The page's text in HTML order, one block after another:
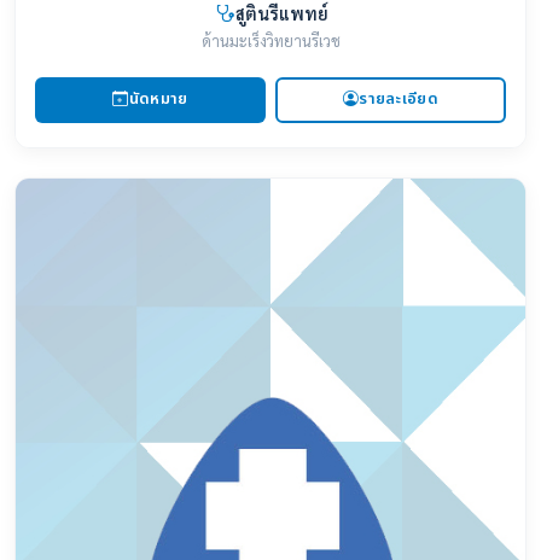
สูตินรีแพทย์
ด้านมะเร็งวิทยานรีเวช
นัดหมาย รายละเอียด